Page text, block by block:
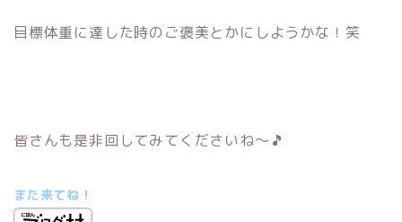
目標体重に達した時のご褒美とかにしようかな！笑
皆さんも是非回してみてくださいね～🎵
また来てね！